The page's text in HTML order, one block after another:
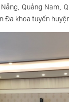
Quảng Nam,
Đa khoa tuyến